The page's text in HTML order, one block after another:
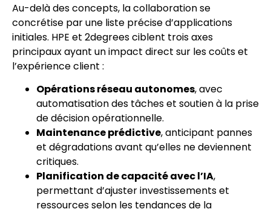
Au-delà des concepts, la collaboration se
concrétise par une liste précise d’applications
initiales. HPE et 2degrees ciblent trois axes
principaux ayant un impact direct sur les coûts et
l’expérience client :
Opérations réseau autonomes, avec
automatisation des tâches et soutien à la prise
de décision opérationnelle.
Maintenance prédictive, anticipant pannes
et dégradations avant qu’elles ne deviennent
critiques.
Planification de capacité avec l’IA,
permettant d’ajuster investissements et
ressources selon les tendances de la